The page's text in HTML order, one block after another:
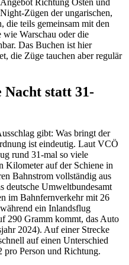
Richtung Osten und
Zügen der ungarischen,
die teils gemeinsam mit den
Warschau oder die
Das Buchen ist hier
die Züge tauchen aber regulär
statt 31-
gibt: Was bringt der
ist eindeutig. Laut VCÖ
rund 31-mal so viele
Kilometer auf der Schiene in
Bahnstrom vollständig aus
deutsche Umweltbundesamt
im Bahnfernverkehr mit 26
ein Inlandsflug
290 Gramm kommt, das Auto
2024). Auf einer Strecke
auf einen Unterschied
Person und Richtung.